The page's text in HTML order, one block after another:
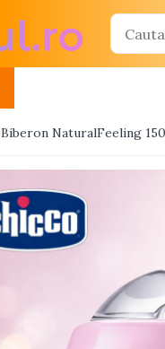
Biberon NaturalFeeling